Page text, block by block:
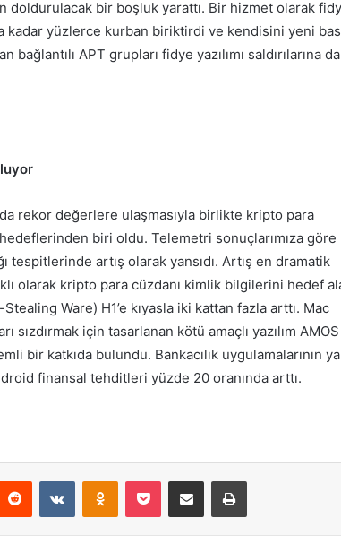
bir boşluk yarattı. Bir hizmet olarak
kadar yüzlerce kurban biriktirdi ve kendisini yeni
APT grupları fidye yazılımı saldırılarına
rekor değerlere ulaşmasıyla birlikte kripto para
biri oldu. Telemetri sonuçlarımıza göre
tespitlerinde artış olarak yansıdı. Artış en dramatik
olarak kripto para cüzdanı kimlik bilgilerini hedef
Ware) H1’e kıyasla iki kattan fazla arttı. Mac
sızdırmak için tasarlanan kötü amaçlı yazılım AMOS
bir katkıda bulundu. Bankacılık uygulamalarının
finansal tehditleri yüzde 20 oranında arttı.